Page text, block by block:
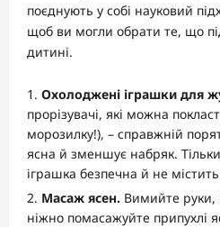
поєднують у собі науковий
щоб ви могли обрати те, що
дитині.
Охолоджені іграшки для
прорізувачі, які можна
морозилку!), – справжній
ясна й зменшує набряк.
іграшка безпечна й не
Масаж ясен. Вимийте руки,
ніжно помасажуйте